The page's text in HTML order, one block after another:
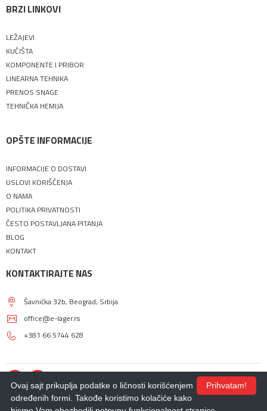
BRZI LINKOVI
LEŽAJEVI
KUĆIŠTA
KOMPONENTE I PRIBOR
LINEARNA TEHNIKA
PRENOS SNAGE
TEHNIČKA HEMIJA
OPŠTE INFORMACIJE
INFORMACIJE O DOSTAVI
USLOVI KORIŠĆENJA
O NAMA
POLITIKA PRIVATNOSTI
ČESTO POSTAVLJANA PITANJA
BLOG
KONTAKT
KONTAKTIRAJTE NAS
Šavnička 32b, Beograd, Srbija
office@e-lager.rs
+381 66 5744 628
Prihvatam!
Ovaj sajt prikuplja podatke o ličnosti korišćenjem
određenih formi. Takođe koristimo kolačiće kako